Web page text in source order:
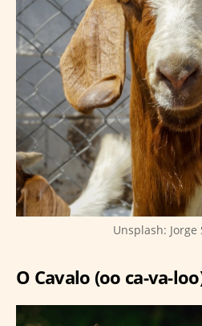
Unsplash: Jorge
O Cavalo (oo ca-va-